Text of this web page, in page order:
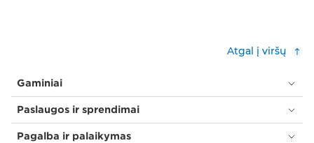
Atgal į viršų
Gaminiai
Paslaugos ir sprendimai
Pagalba ir palaikymas